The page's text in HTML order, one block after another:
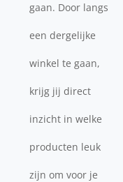
gaan. Door langs
een dergelijke
winkel te gaan,
krijg jij direct
inzicht in welke
producten leuk
zijn om voor je